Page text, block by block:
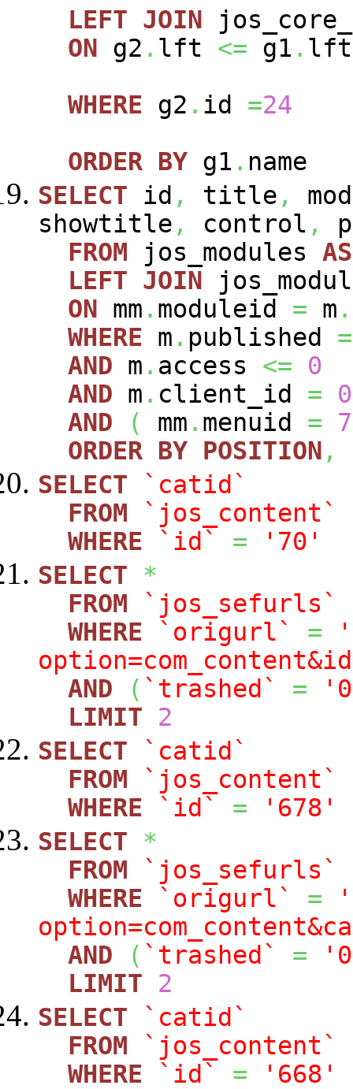
LEFT JOIN
ON g2 . lft <= g1 . lft
WHERE g2 . id =24
ORDER BY g1 . name
SELECT id , title ,
showtitle , control ,
FROM jos_modules AS
LEFT JOIN
ON mm . moduleid = m .
WHERE m . published =
AND m . access <=
0
AND m . client_id =
0
AND
( mm . menuid =
ORDER BY POSITION ,
SELECT
`catid`
FROM
`jos_content`
WHERE
`id` =
'70'
SELECT
*
FROM
`jos_sefurls`
WHERE
`origurl` =
AND
( `trashed` =
LIMIT
2
SELECT
`catid`
FROM
`jos_content`
WHERE
`id` =
'678'
SELECT
*
FROM
`jos_sefurls`
WHERE
`origurl` =
AND
( `trashed` =
LIMIT
2
SELECT
`catid`
FROM
`jos_content`
WHERE
`id` =
'668'